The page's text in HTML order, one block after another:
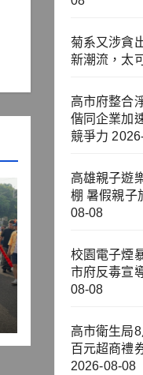
菊系又涉貪
新潮流，太
高市府整合
偕同企業加
競爭力
高雄親子遊
棚 暑假親子
08-08
校園電子煙
市府反毒宣
08-08
高市衛生局
百元超商禮
2026-08-08